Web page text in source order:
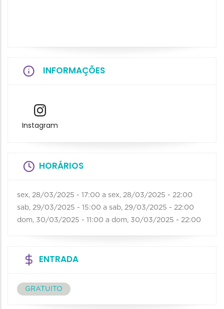
INFORMAÇÕES
Instagram
HORÁRIOS
sex, 28/03/2025 - 17:00 a sex, 28/03/2025 - 22:00
sab, 29/03/2025 - 15:00 a sab, 29/03/2025 - 22:00
dom, 30/03/2025 - 11:00 a dom, 30/03/2025 - 22:00
ENTRADA
GRATUITO